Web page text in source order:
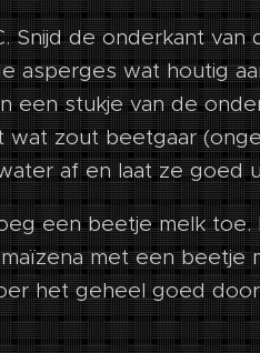
Snijd de onderkant
asperges wat houtig
een stukje van de
zout beetgaar
af en laat ze goed
een beetje melk
met een beetje
het geheel goed